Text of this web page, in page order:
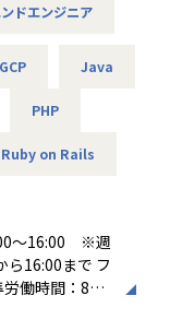
、設計・実
フロントエン
+ TypeSc
するフェーズで
ための技術的な
ドエンジニア
GCP Java
PHP
Ruby on Rails
～16:00 ※週
16:00まで フ